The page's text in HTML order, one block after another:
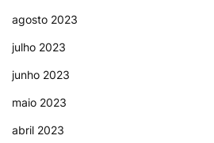
agosto 2023
julho 2023
junho 2023
maio 2023
abril 2023